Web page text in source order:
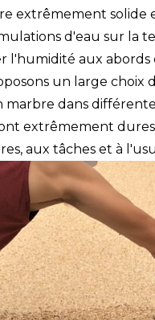
extrêmement solide
d'eau sur la
l'humidité aux abords
un large choix
marbre dans
extrêmement
aux tâches et à